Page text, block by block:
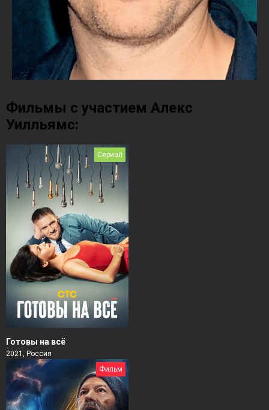
Фильмы с участием Алекс
Уилльямс:
Сериал
Готовы на всё
2021, Россия
Фильм